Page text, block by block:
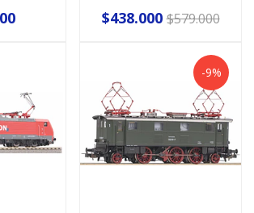
$438.000 $579.000
-9%